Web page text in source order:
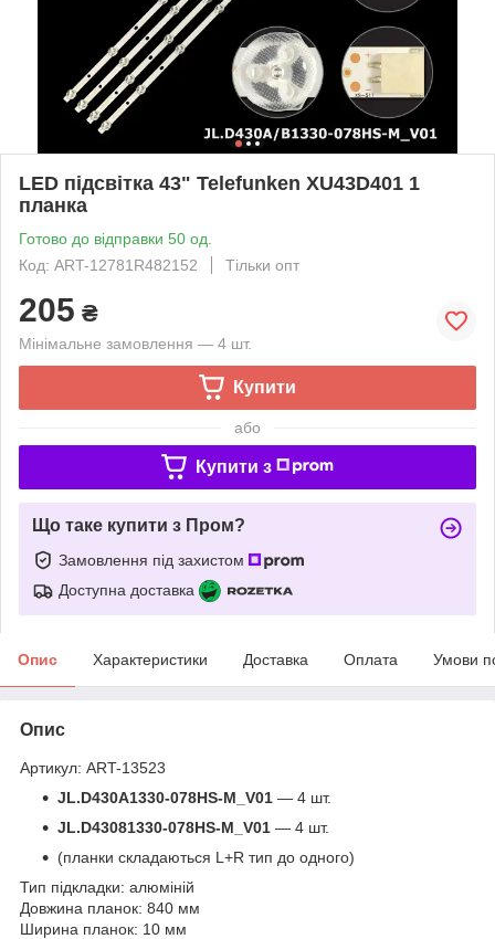
LED підсвітка 43" Telefunken XU43D401 1
планка
Готово до відправки 50 од.
Код: ART-12781R482152
Тільки опт
205 ₴
Мінімальне замовлення — 4 шт.
Купити
або
Купити з
Що таке купити з Пром?
Замовлення під захистом
Доступна доставка
Опис Характеристики Доставка Оплата Умови
Опис
Артикул: ART-13523
JL.D430A1330-078HS-M_V01 — 4 шт.
JL.D43081330-078HS-M_V01 — 4 шт.
(планки складаються L+R тип до одного)
Тип підкладки: алюміній
Довжина планок: 840 мм
Ширина планок: 10 мм